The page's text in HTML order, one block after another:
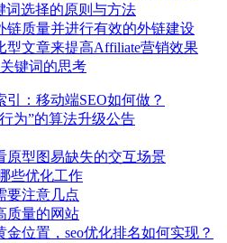
词选择的原则与方法
链质量并进行有效的外链建设
型文章来提高Affiliate营销效果
键词的思考
：移动端SEO如何做？
为”的算法升级公告
原型图易缺失的交互场景
些优化工作
要注意几点
质量的网站
位置，seo优化排名如何实现？